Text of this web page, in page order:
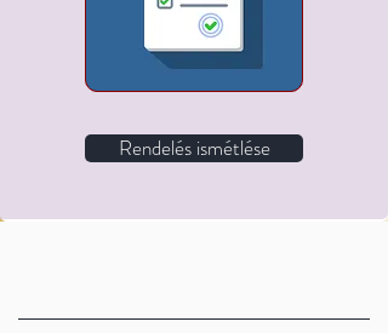
Rendelés ismétlése